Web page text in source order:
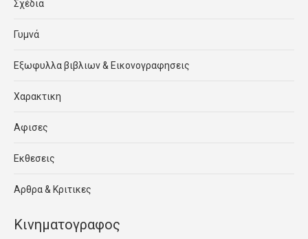
Σχέδια
Γυμνά
Εξωφυλλα βιβλιων & Εικονογραφησεις
Χαρακτικη
Αφισες
Εκθεσεις
Αρθρα & Κριτικες
Κινηματογραφος